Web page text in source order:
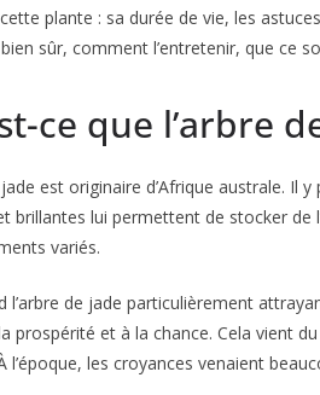
plante : sa durée de vie, les
sûr, comment l’entretenir, que ce
ce que l’arbre
jade est originaire d’Afrique australe. Il
brillantes lui permettent de stocker de
variés.
l’arbre de jade particulièrement
prospérité et à la chance. Cela vient
l’époque, les croyances venaient